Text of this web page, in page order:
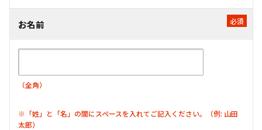
お名前
（全角）
※「姓」と「名」の間にスペースを入れてご記入ください。（例: 山田
太郎）